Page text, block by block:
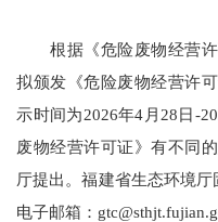
根据《危险废物经营许
拟颁发《危险废物经营许
示时间为2026年4月28日-
废物经营许可证》有不同
厅提出。福建省生态环境厅
电子邮箱：